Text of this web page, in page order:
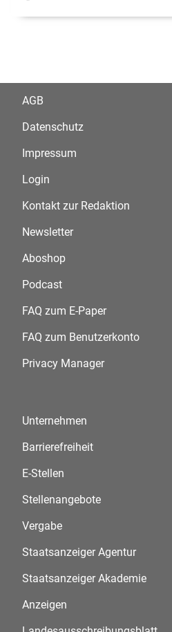
AGB
Datenschutz
Impressum
Login
Kontakt zur Redaktion
Newsletter
Aboshop
Podcast
FAQ zum E-Paper
FAQ zum Benutzerkonto
Privacy Manager
Unternehmen
Barrierefreiheit
E-Stellen
Stellenangebote
Vergabe
Staatsanzeiger Agentur
Staatsanzeiger Akademie
Anzeigen